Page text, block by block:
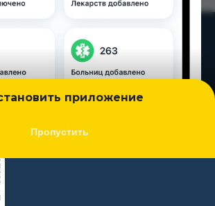
приложение
Пропустить